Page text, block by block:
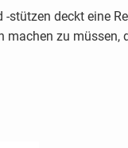
deckt eine
zu müssen,